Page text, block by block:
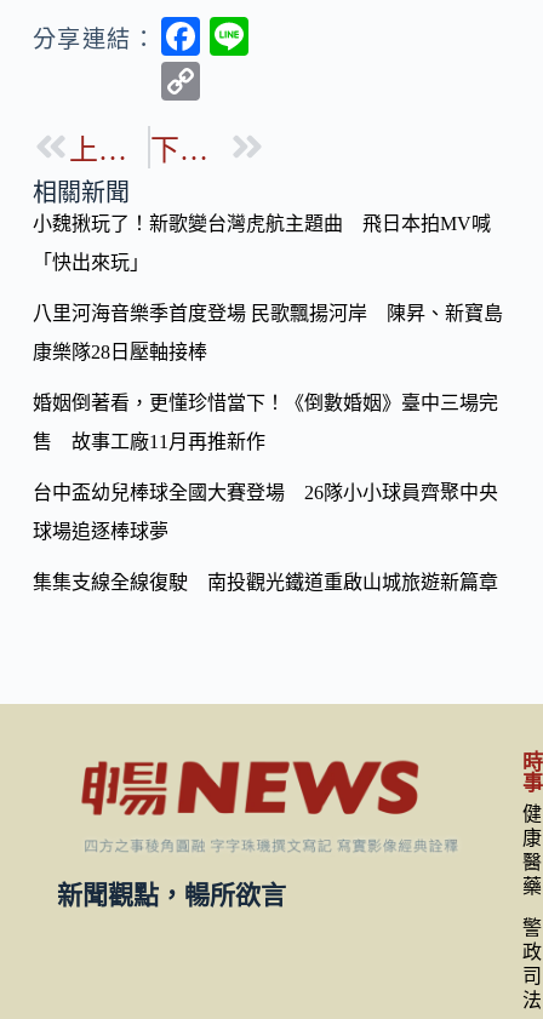
分享連結：
F
b
o
p
Li
k
上一篇 下一篇
相關新聞
小魏揪玩了！新歌變台灣虎航主題曲 飛日本拍MV喊
「快出來玩」
八里河海音樂季首度登場 民歌飄揚河岸 陳昇、新寶島
康樂隊28日壓軸接棒
婚姻倒著看，更懂珍惜當下！《倒數婚姻》臺中三場完
售 故事工廠11月再推新作
台中盃幼兒棒球全國大賽登場 26隊小小球員齊聚中央
球場追逐棒球夢
集集支線全線復駛 南投觀光鐵道重啟山城旅遊新篇章
新聞觀點，暢所欲言
時
事
健
康
醫
藥
警
政
司
法